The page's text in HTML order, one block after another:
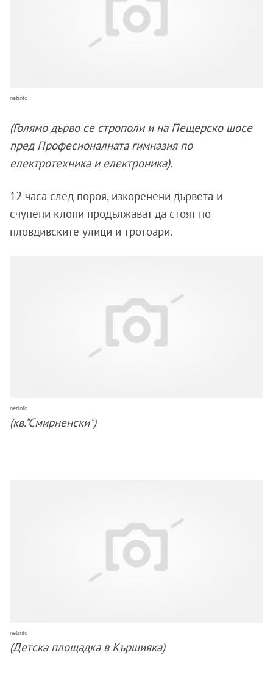
netinfo
(Голямо дърво се строполи и на Пещерско шосе
пред Професионалната гимназия по
електротехника и електроника).
12 часа след пороя, изкоренени дървета и
счупени клони продължават да стоят по
пловдивските улици и тротоари.
netinfo
(кв."Смирненски")
netinfo
(Детска площадка в Кършияка)